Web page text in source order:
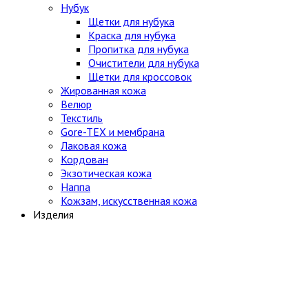
Нубук
Щетки для нубука
Краска для нубука
Пропитка для нубука
Очистители для нубука
Щетки для кроссовок
Жированная кожа
Велюр
Текстиль
Gore-TEX и мембрана
Лаковая кожа
Кордован
Экзотическая кожа
Наппа
Кожзам, искусственная кожа
Изделия